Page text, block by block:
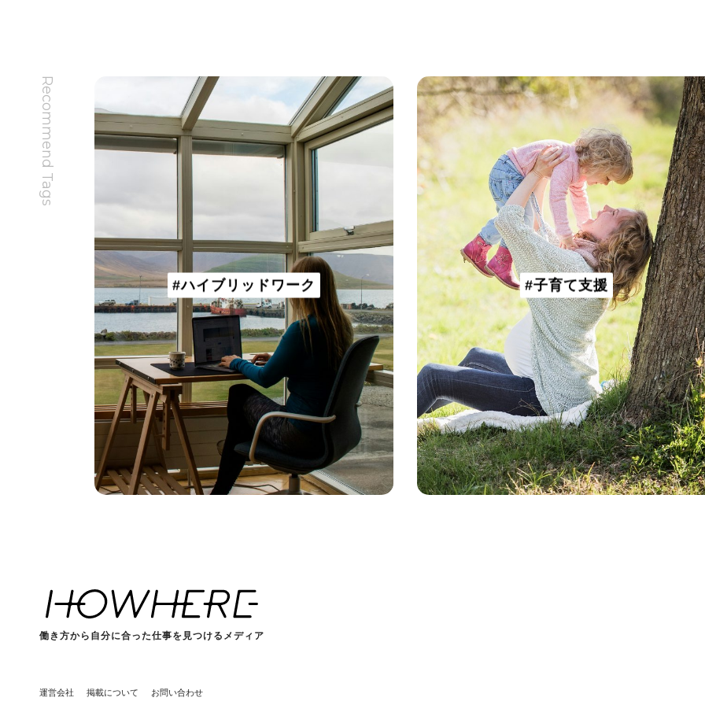
Recommend Tags
#ハイブリッドワーク #子育て支援
働き方から自分に合った仕事を見つけるメディア
運営会社 掲載について お問い合わせ